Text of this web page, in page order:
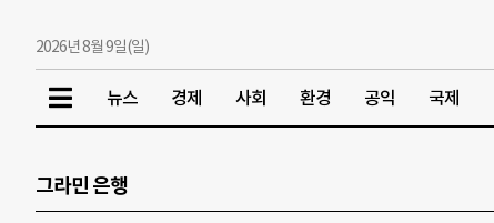
2026년 8월 9일(일)
뉴스 경제 사회 환경 공익 국제
그라민 은행